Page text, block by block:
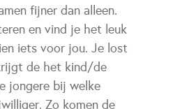
fijner dan alleen.
en vind je het leuk
iets voor jou. Je lost
de het kind/de
jongere bij welke
Zo komen de